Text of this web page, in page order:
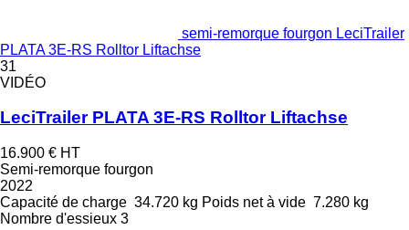
semi-remorque fourgon LeciTrailer
PLATA 3E-RS Rolltor Liftachse
31
VIDÉO
LeciTrailer PLATA 3E-RS Rolltor Liftachse
16.900 € HT
Semi-remorque fourgon
2022
Capacité de charge 34.720 kg Poids net à vide 7.280 kg
Nombre d'essieux 3